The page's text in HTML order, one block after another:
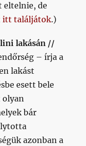
eltelnie, de
itt találjátok.)
lakásán //
– írja a
lakást
esett bele
olyan
bár
azonban a